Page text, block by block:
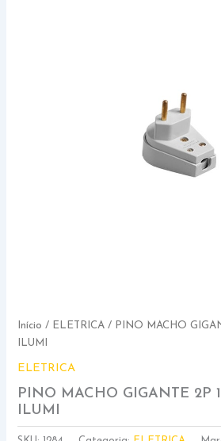
Início / ELETRICA / PINO MACHO
ILUMI
ELETRICA
PINO MACHO GIGANTE 2P
ILUMI